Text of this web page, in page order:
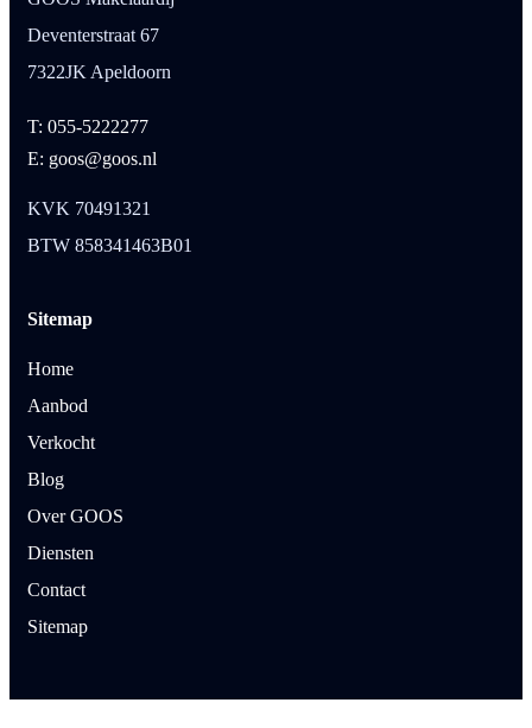
Deventerstraat 67
7322JK Apeldoorn
T: 055-5222277
E: goos@goos.nl
KVK 70491321
BTW 858341463B01
Sitemap
Home
Aanbod
Verkocht
Blog
Over GOOS
Diensten
Contact
Sitemap